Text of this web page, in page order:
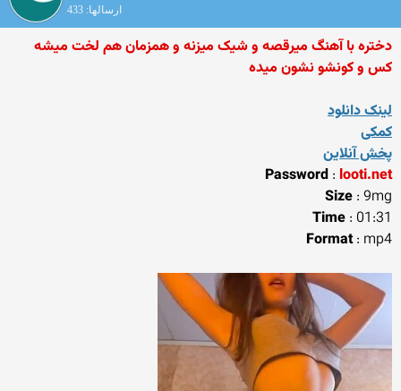
ارسالها: 433
دختره با آهنگ میرقصه و شیک میزنه و همزمان هم لخت میشه
کس و کونشو نشون میده
لینک دانلود
کمکی
پخش آنلاین
Password : looti.net
Size : 9mg
Time : 01:31
Format: mp4